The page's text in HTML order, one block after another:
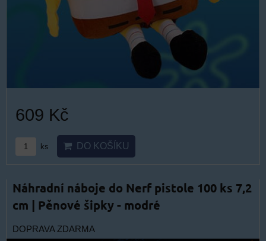
609 Kč
ks DO KOŠÍKU
Náhradní náboje do Nerf pistole 100 ks 7,2
cm | Pěnové šipky - modré
DOPRAVA ZDARMA